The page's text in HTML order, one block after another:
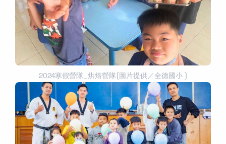
2024寒假營隊_烘焙營隊(圖片提供／全德國小 )